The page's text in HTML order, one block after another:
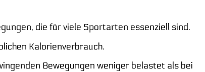
die für viele Sportarten essenziell sind.
Kalorienverbrauch.
Bewegungen weniger belastet als bei